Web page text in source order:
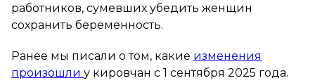
работников, сумевших убедить женщин
сохранить беременность.
Ранее мы писали о том, какие изменения
произошли у кировчан с 1 сентября 2025 года.